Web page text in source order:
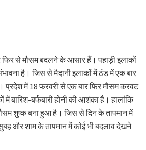
फिर से मौसम बदलने के आसार हैं। पहाड़ी इलाकों
है। जिस से मैदानी इलाकों में ठंड में एक बार
प्रदेश में 18 फरवरी से एक बार फिर मौसम करवट
बारिश-बर्फबारी होनी की आशंका है। हालांकि
शुष्क बना हुआ है। जिस से दिन के तापमान में
और शाम के तापमान में कोई भी बदलाव देखने